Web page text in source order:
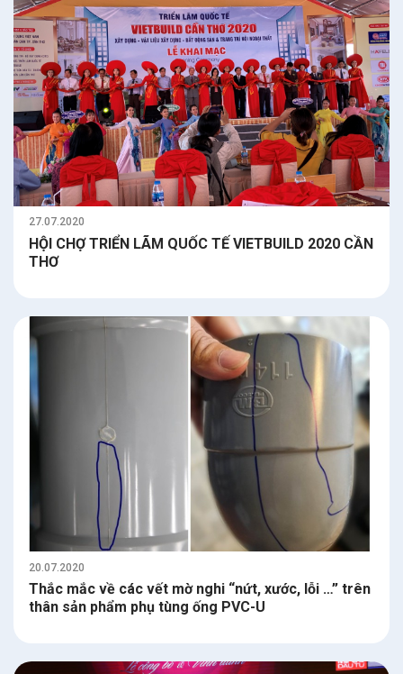
27.07.2020
HỘI CHỢ TRIỂN LÃM QUỐC TẾ VIETBUILD 2020 CẦN
THƠ
20.07.2020
Thắc mắc về các vết mờ nghi “nứt, xước, lỗi …” trên
thân sản phẩm phụ tùng ống PVC-U